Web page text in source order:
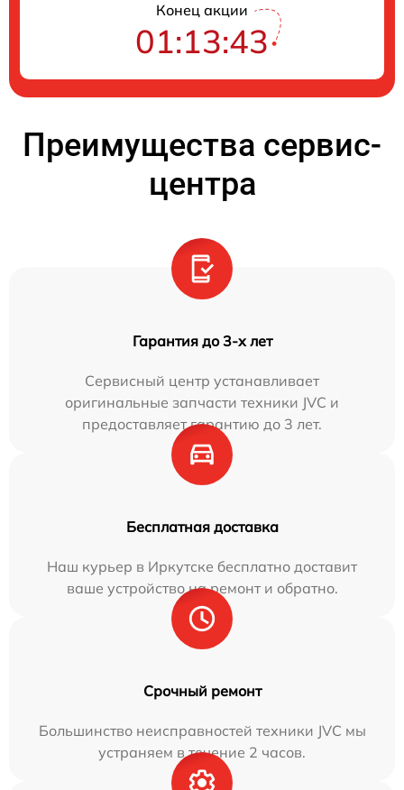
Конец акции
01:13:42
Преимущества сервис-
центра
Гарантия до 3-х лет
Сервисный центр устанавливает
оригинальные запчасти техники JVC и
предоставляет гарантию до 3 лет.
Бесплатная доставка
Наш курьер в Иркутске бесплатно доставит
ваше устройство на ремонт и обратно.
Срочный ремонт
Большинство неисправностей техники JVC мы
устраняем в течение 2 часов.